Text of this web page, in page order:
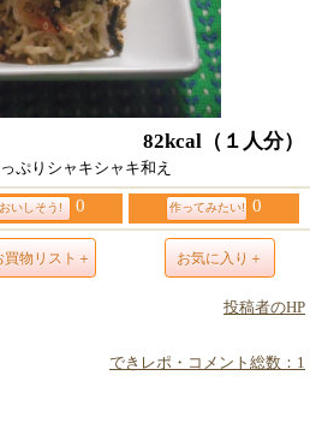
82kcal （１人分）
ぷりシャキシャキ和え
おいしそう! 0 作ってみたい! 0
買物リスト＋ お気に入り＋
投稿者のHP
できレポ・コメント総数：1